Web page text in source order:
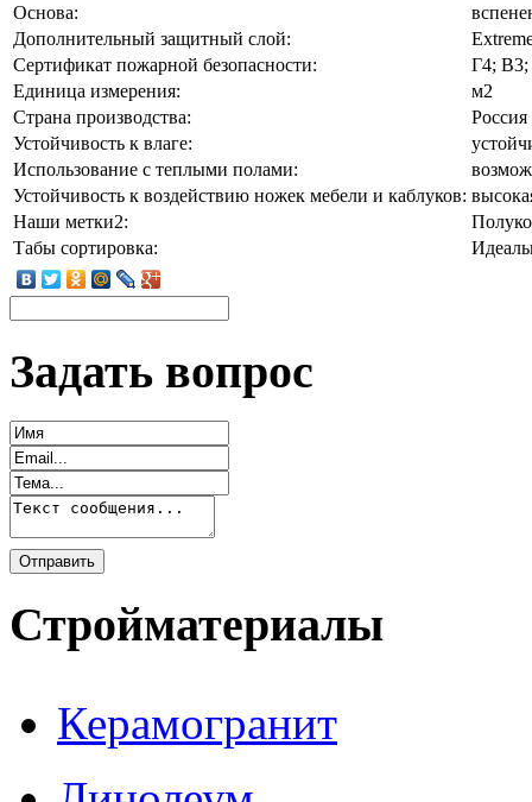
Основа:
Дополнительный защитный слой:
Сертификат пожарной безопасности:
Г4;
Единица измерения:
м2
Страна производства:
Россия
Устойчивость к влаге:
Использование с теплыми полами:
Устойчивость к воздействию ножек мебели и каблуков:
Наши метки2:
Табы сортировка:
Задать вопрос
Стройматериалы
Керамогранит